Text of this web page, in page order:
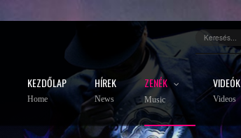
KEZDŐLAP
Home
HÍREK
News
ZENÉK
Music
VIDEÓK
Videos